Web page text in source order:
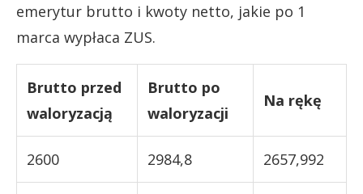
emerytur brutto i kwoty netto, jakie po 1
marca wypłaca ZUS.
Brutto przed
waloryzacją
Brutto po
waloryzacji
Na rękę
2600 2984,8 2657,992